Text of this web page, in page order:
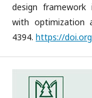
design framework
with optimization
4394. https://